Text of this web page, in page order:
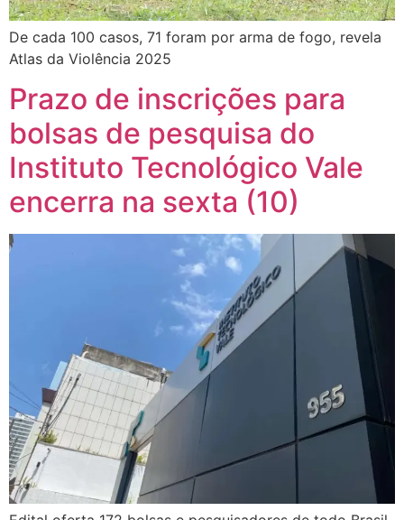
De cada 100 casos, 71 foram por arma de fogo, revela
Atlas da Violência 2025
Prazo de inscrições para
bolsas de pesquisa do
Instituto Tecnológico Vale
encerra na sexta (10)